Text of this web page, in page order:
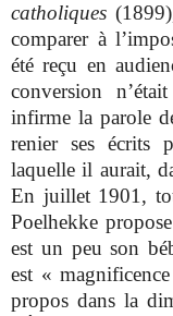
catholiques
comparer à
été reçu en
conversion
infirme la parole
renier ses écrits
laquelle il aurait,
En juillet 1901,
Poelhekke
est un peu son
est «
propos dans la